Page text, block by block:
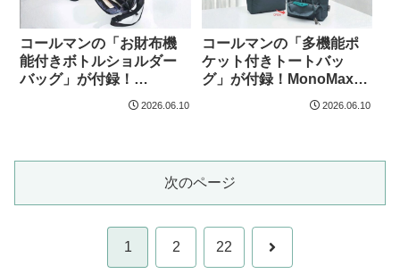
コールマンの「お財布機
能付きボトルショルダー
バッグ」が付録！
MonoMax 2026年8月号増
2026.06.10
コールマンの「多機能ポ
ケット付きトートバッ
グ」が付録！MonoMax
2026.06.10
次のページ
1 2 22 次